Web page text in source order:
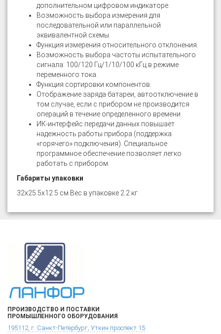
дополнительном цифровом индикаторе.
Возможность выбора измерения для
последовательной или параллельной
эквивалентной схемы.
Функция измерения относительного отклонения.
Возможность выбора частоты испытательного
сигнала: 100/120 Гц/1/10/100 кГц в режиме
переменного тока.
Функция сортировки компонентов.
Отображение заряда батареи, автоотключение в
том случае, если с прибором не производится
операций в течение определенного времени.
ИК-интерфейс передачи данных повышает
надежность работы прибора (поддержка
«горячего» подключения). Специальное
программное обеспечение позволяет легко
работать с прибором.
Габариты упаковки
32x25.5x12.5 см Вес в упаковке 2.2 кг
ПРОИЗВОДСТВО И ПОСТАВКИ
ПРОМЫШЛЕННОГО ОБОРУДОВАНИЯ
195112, г. Санкт-Петербург, Уткин проспект 15